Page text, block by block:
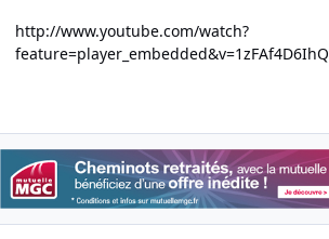
http://www.youtube.com/watch?
feature=player_embedded&v=1zFAf4D6IhQ